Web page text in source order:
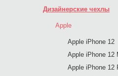
Дизайнерские чехлы
Apple
Apple iPhone 12
Apple iPhone 12
Apple iPhone 12